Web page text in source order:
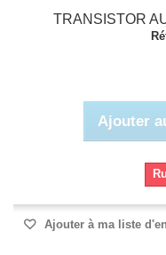
TRANSISTOR
Ajouter
Ajouter à ma liste